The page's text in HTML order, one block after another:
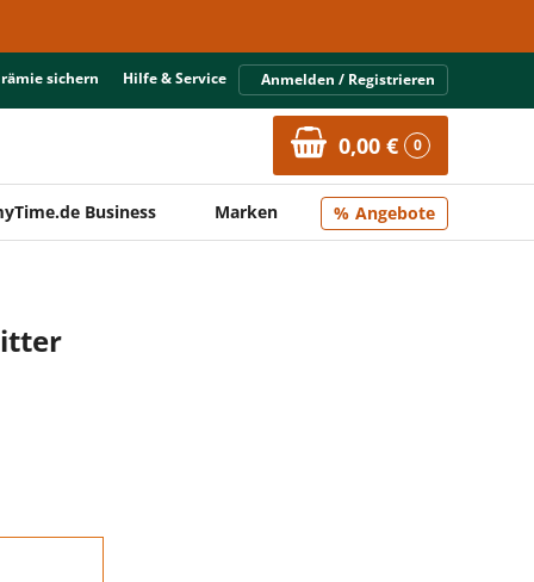
sichern Hilfe & Service Anmelden / Registrieren
0,00 € 0
Business Marken Angebote